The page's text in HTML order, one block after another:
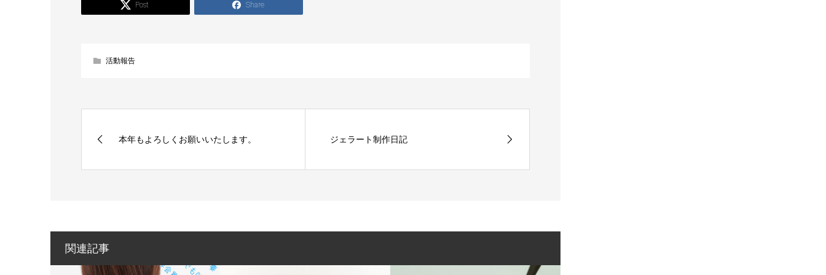
Post Share
活動報告
本年もよろしくお願いいたします。 ジェラート制作日記
関連記事